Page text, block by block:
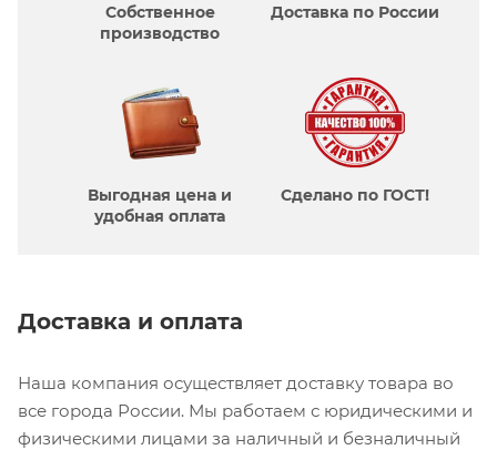
Собственное
производcтво
Доставка по России
Выгодная цена и
удобная оплата
Сделано по ГОСТ!
Доставка и оплата
Наша компания осуществляет доставку товара во
все города России. Мы работаем с юридическими и
физическими лицами за наличный и безналичный